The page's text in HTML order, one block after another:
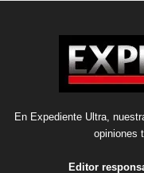
En Expediente Ultra,
opiniones
Editor